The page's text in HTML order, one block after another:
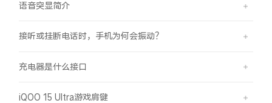
语音突显简介
接听或挂断电话时，手机为何会振动？
充电器是什么接口
iQOO 15 Ultra游戏肩键